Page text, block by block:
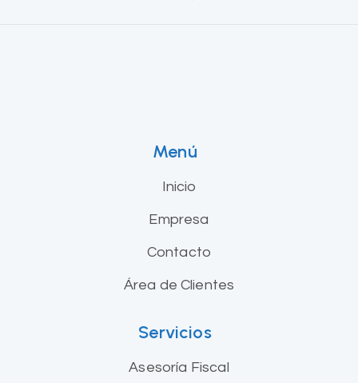
Menú
Inicio
Empresa
Contacto
Área de Clientes
Servicios
Asesoría Fiscal